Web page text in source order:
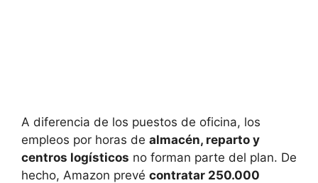
A diferencia de los puestos de oficina, los
empleos por horas de almacén, reparto y
centros logísticos no forman parte del plan. De
hecho, Amazon prevé contratar 250.000